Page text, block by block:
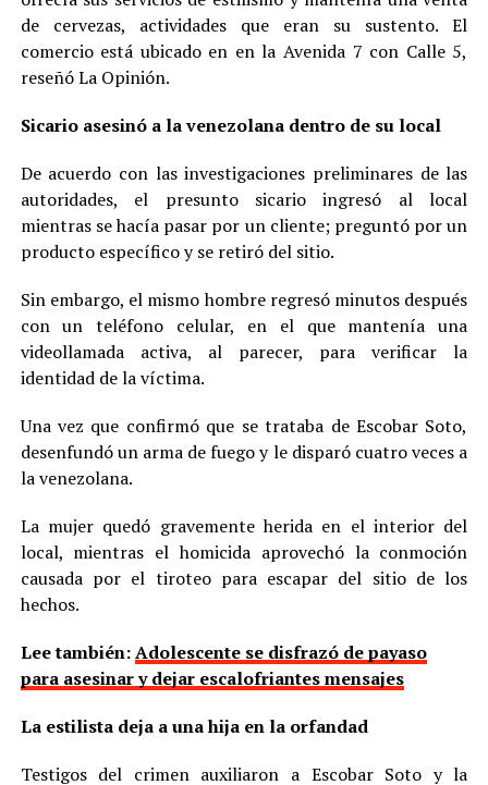
de cervezas, actividades que eran su sustento. El
comercio está ubicado en en la Avenida 7 con Calle 5,
reseñó La Opinión.
Sicario asesinó a la venezolana dentro de su local
De acuerdo con las investigaciones preliminares de las
autoridades, el presunto sicario ingresó al local
mientras se hacía pasar por un cliente; preguntó por un
producto específico y se retiró del sitio.
Sin embargo, el mismo hombre regresó minutos después
con un teléfono celular, en el que mantenía una
videollamada activa, al parecer, para verificar la
identidad de la víctima.
Una vez que confirmó que se trataba de Escobar Soto,
desenfundó un arma de fuego y le disparó cuatro veces a
la venezolana.
La mujer quedó gravemente herida en el interior del
local, mientras el homicida aprovechó la conmoción
causada por el tiroteo para escapar del sitio de los
hechos.
Lee también:Adolescente se disfrazó de payaso
para asesinar y dejar escalofriantes mensajes
La estilista deja a una hija en la orfandad
Testigos del crimen auxiliaron a Escobar Soto y la